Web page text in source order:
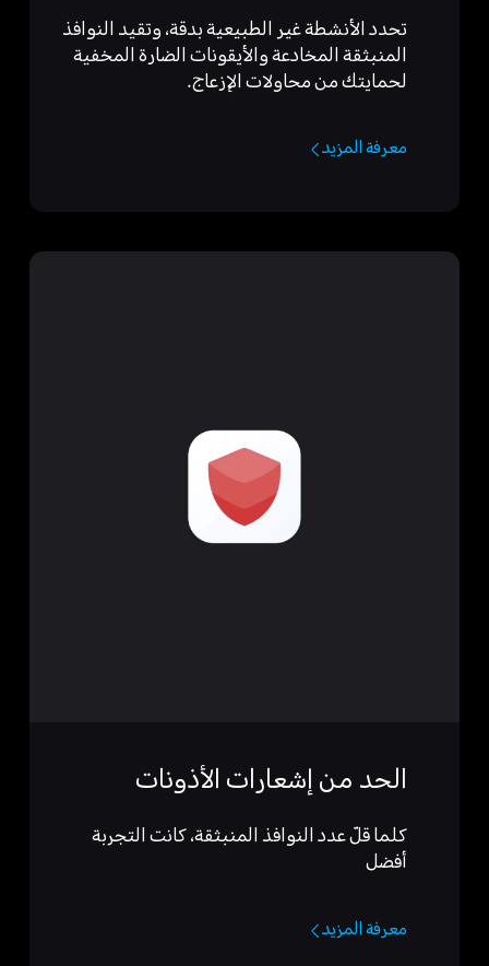
تحدد الأنشطة غير الطبيعية بدقة، وتقيد النوافذ
المنبثقة المخادعة والأيقونات الضارة المخفية
لحمايتك من محاولات الإزعاج.
معرفة المزيد
الحد من إشعارات الأذونات
كلما قلّ عدد النوافذ المنبثقة، كانت التجربة
أفضل
معرفة المزيد